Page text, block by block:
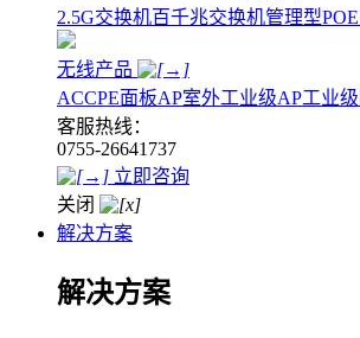
2.5G交换机百千兆交换机管理型
无线产品
ACCPE面板AP室外工业级AP工业
客服热线：
0755-26641737
立即咨询
关闭
解决方案
解决方案